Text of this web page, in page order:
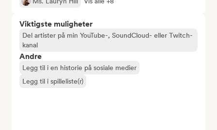
Viktigste muligheter
Del artister på min YouTube-, SoundCloud- eller Twitch-
kanal
Andre
Legg til i en historie på sosiale medier
Legg til i spilleliste(r)